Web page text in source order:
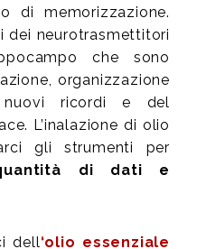
di memorizzazione.
dei neurotrasmettitori
che sono
organizzazione
nuovi ricordi e del
L’inalazione di olio
gli strumenti per
di dati e
dell‘olio essenziale